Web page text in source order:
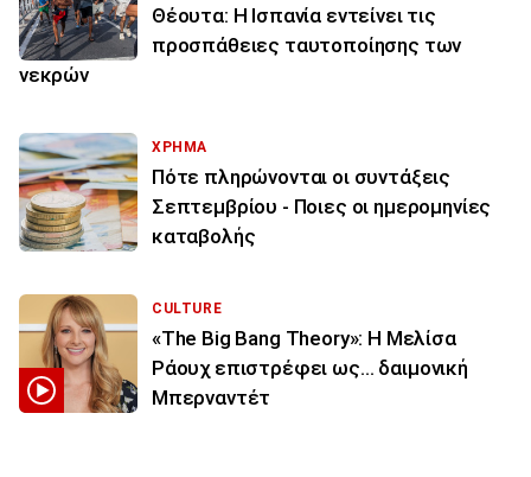
Θέουτα: Η Ισπανία εντείνει τις
προσπάθειες ταυτοποίησης των
νεκρών
ΧΡΗΜΑ
Πότε πληρώνονται οι συντάξεις
Σεπτεμβρίου - Ποιες οι ημερομηνίες
καταβολής
CULTURE
«The Big Bang Theory»: Η Μελίσα
Ράουχ επιστρέφει ως… δαιμονική
Μπερναντέτ